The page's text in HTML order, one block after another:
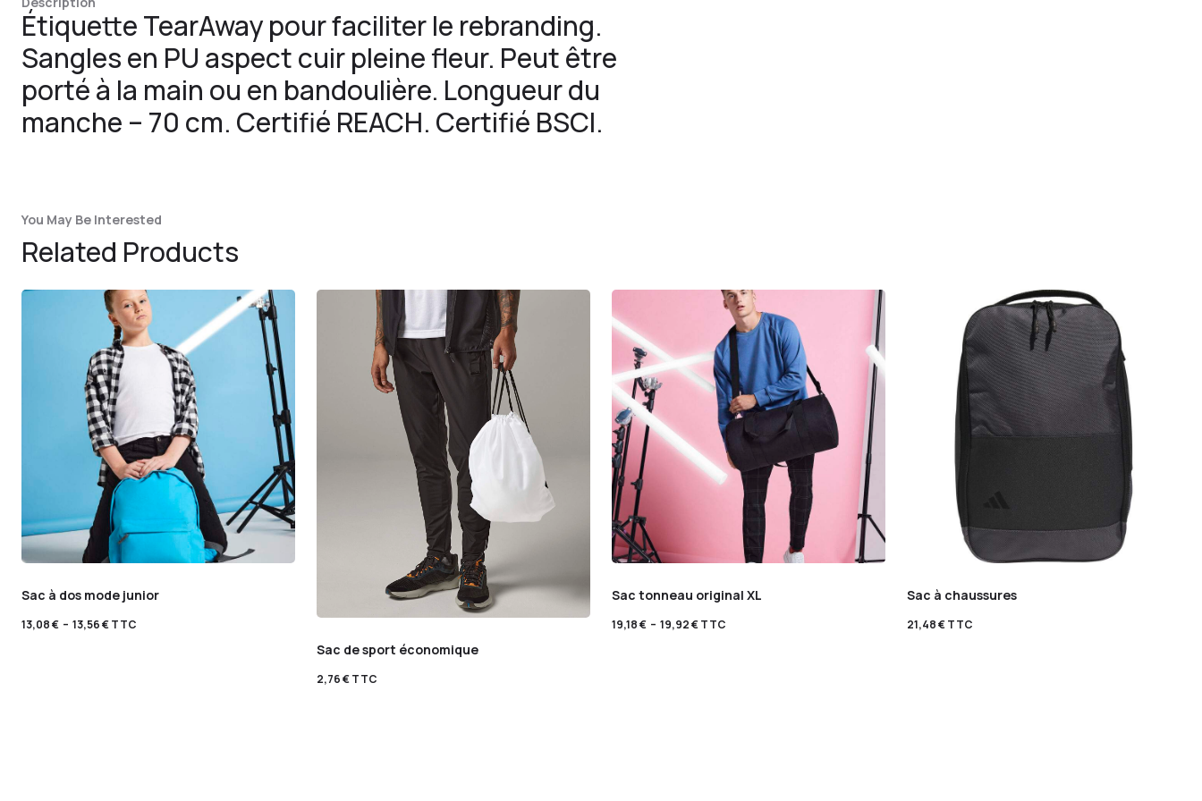
Étiquette TearAway pour faciliter le rebranding.
Sangles en PU aspect cuir pleine fleur. Peut être
porté à la main ou en bandoulière. Longueur du
manche – 70 cm. Certifié REACH. Certifié BSCI.
You May Be Interested
Related Products
Sac à dos mode junior
13,08€ – 13,56€TTC
Sac de sport économique
2,76€TTC
Sac tonneau original XL
19,18€ – 19,92€TTC
Sac à chaussures
21,48€TTC